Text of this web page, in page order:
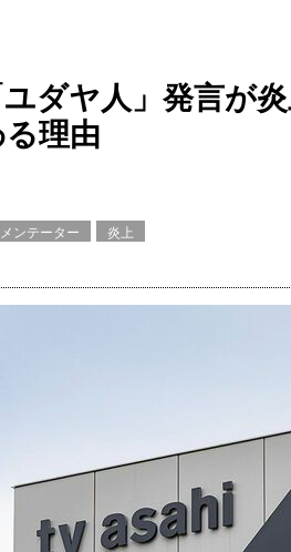
ダヤ人」発言が
理由
ンテーター
炎上